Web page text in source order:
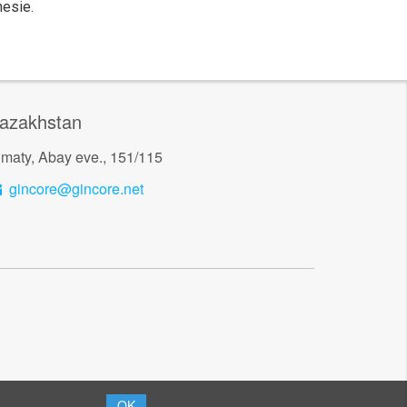
Abay eve., 151/115
gincore@gincore.net